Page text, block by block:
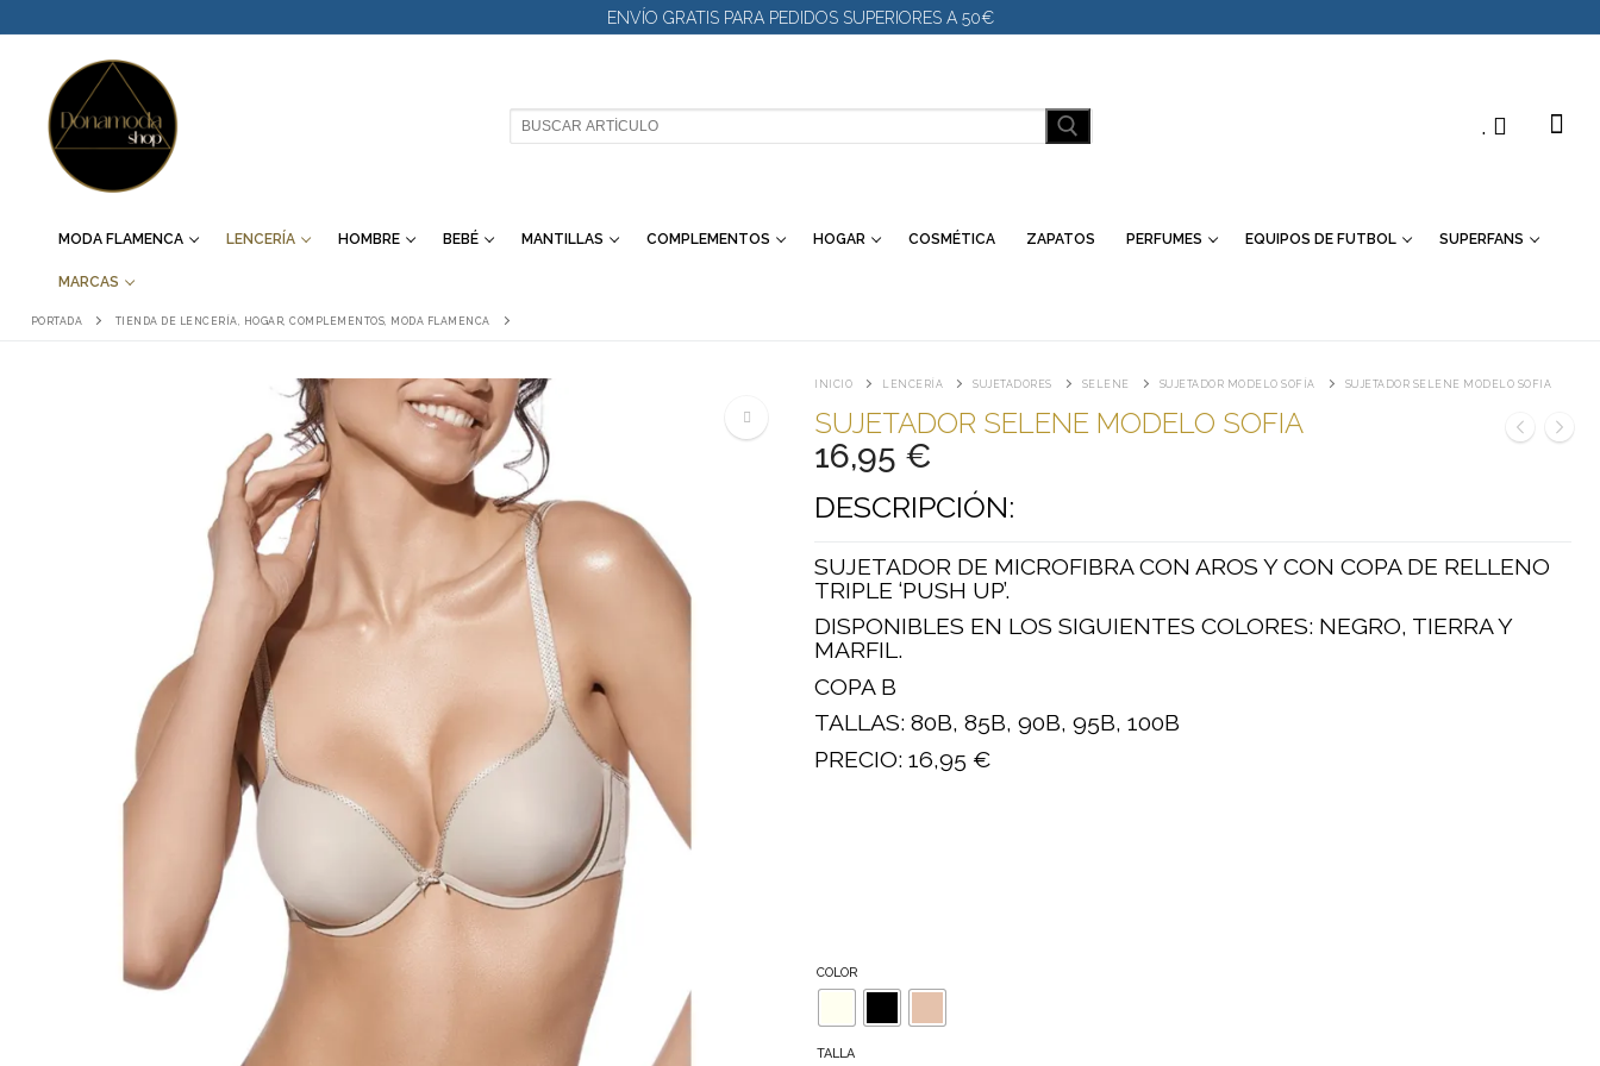
AL
ENVÍO GRATIS PARA PEDIDOS SUPERIORES A 50€
BUSCAR: .
MODA FLAMENCA LENCERÍA HOMBRE BEBÉ MANTILLAS COMPLEMENTOS HOGAR COSMÉTICA ZAPATOS PERFUMES EQUIPOS DE FUTBOL SUPERFANS
MARCAS
PORTADA TIENDA DE LENCERÍA, HOGAR, COMPLEMENTOS, MODA FLAMENCA
INICIO LENCERÍA SUJETADORES SELENE SUJETADOR MODELO SOFÍA SUJETADOR SELENE MODELO SOFIA
SUJETADOR SELENE MODELO SOFIA
16,95 €
DESCRIPCIÓN:
SUJETADOR DE MICROFIBRA CON AROS Y CON COPA DE RELLENO
TRIPLE ‘PUSH UP’.
DISPONIBLES EN LOS SIGUIENTES COLORES: NEGRO, TIERRA Y
MARFIL.
COPA B
TALLAS: 80B, 85B, 90B, 95B, 100B
PRECIO: 16,95 €
COLOR
TALLA